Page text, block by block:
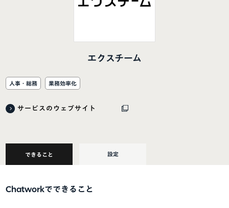
エクスチーム
人事・総務 業務効率化
サービスのウェブサイト
できること 設定
Chatworkでできること